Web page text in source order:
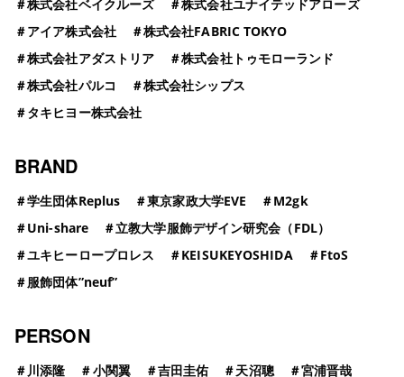
＃株式会社ベイクルーズ ＃株式会社ユナイテッドアローズ
＃アイア株式会社 ＃株式会社FABRIC TOKYO
＃株式会社アダストリア ＃株式会社トゥモローランド
＃株式会社パルコ ＃株式会社シップス
＃タキヒヨー株式会社
BRAND
＃学生団体Replus ＃東京家政大学EVE ＃M2gk
＃Uni-share ＃立教大学服飾デザイン研究会（FDL）
＃ユキヒーロープロレス ＃KEISUKEYOSHIDA ＃FtoS
＃服飾団体”neuf”
PERSON
＃ 川添隆 ＃小関翼 ＃吉田圭佑 ＃天沼聰 ＃宮浦晋哉